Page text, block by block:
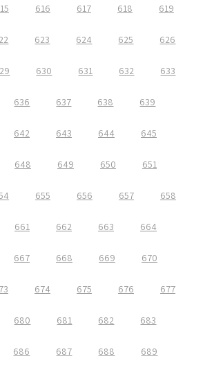
616 617 618 619
623 624 625 626
630 631 632 633
636 637 638 639
642 643 644 645
648 649 650 651
655 656 657 658
661 662 663 664
667 668 669 670
674 675 676 677
680 681 682 683
686 687 688 689